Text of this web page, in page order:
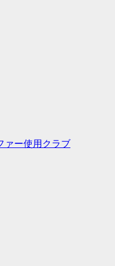
ァー使用クラブ